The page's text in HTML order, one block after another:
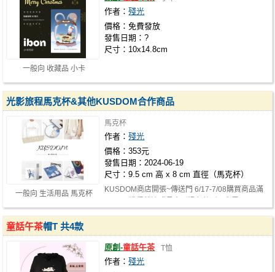
一般向 收藏品 小卡
作者：殘光
價格：免費發放
發售日期：?
尺寸：10x14.8cm
一般向 生活用品 馬克杯
光影旅程馬克杯&其他KUSDOM合作商品
馬克杯
作者：殘光
價格：353元
發售日期：2024-06-19
尺寸：9.5 cm 高 x 8 cm 直徑（馬克杯）
KUSDOM商店開張~傳送門 6/17-7/08購買商品滿
童話午茶帽T 共4款
原創-童話午茶 T恤
作者：殘光